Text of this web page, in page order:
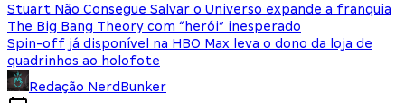
Stuart Não Consegue Salvar o Universo expande a franquia
The Big Bang Theory com “herói” inesperado
Spin-off já disponível na HBO Max leva o dono da loja de
quadrinhos ao holofote
Redação NerdBunker